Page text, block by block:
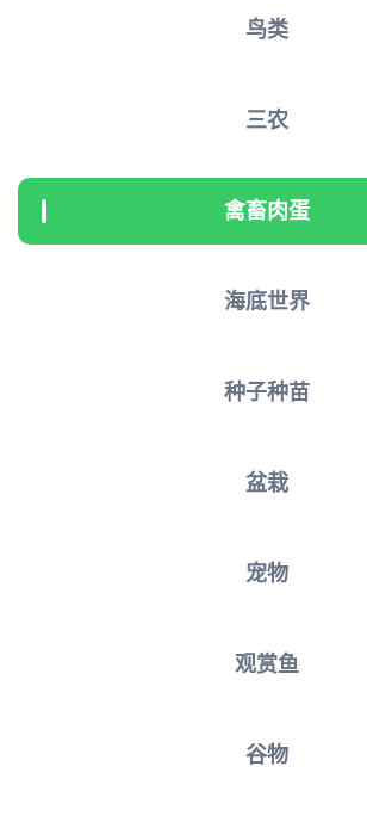
鸟类
三农
禽畜肉蛋
海底世界
种子种苗
盆栽
宠物
观赏鱼
谷物